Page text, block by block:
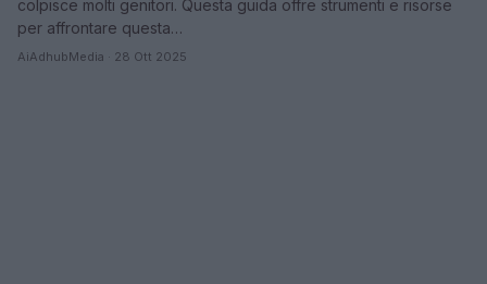
colpisce molti genitori. Questa guida offre strumenti e risorse
per affrontare questa…
AiAdhubMedia · 28 Ott 2025